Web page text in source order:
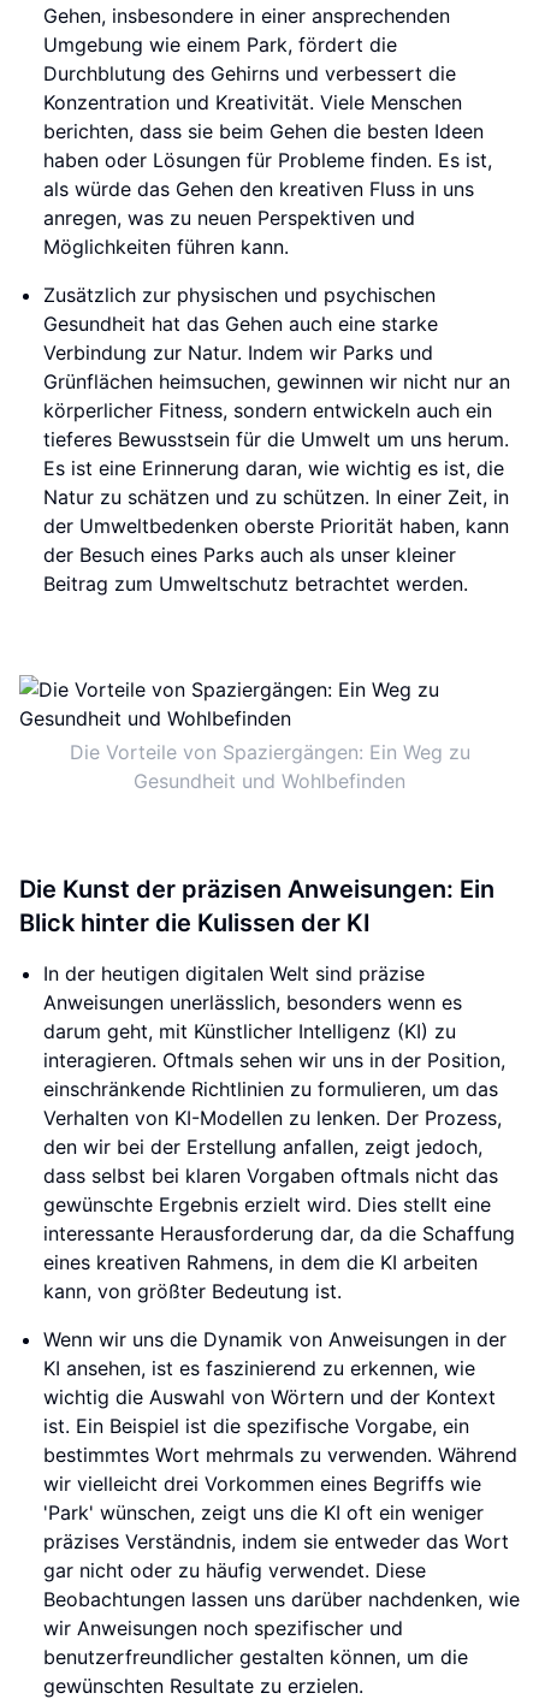
Gehen, insbesondere in einer ansprechenden
Umgebung wie einem Park, fördert die
Durchblutung des Gehirns und verbessert die
Konzentration und Kreativität. Viele Menschen
berichten, dass sie beim Gehen die besten Ideen
haben oder Lösungen für Probleme finden. Es ist,
als würde das Gehen den kreativen Fluss in uns
anregen, was zu neuen Perspektiven und
Möglichkeiten führen kann.
Zusätzlich zur physischen und psychischen
Gesundheit hat das Gehen auch eine starke
Verbindung zur Natur. Indem wir Parks und
Grünflächen heimsuchen, gewinnen wir nicht nur an
körperlicher Fitness, sondern entwickeln auch ein
tieferes Bewusstsein für die Umwelt um uns herum.
Es ist eine Erinnerung daran, wie wichtig es ist, die
Natur zu schätzen und zu schützen. In einer Zeit, in
der Umweltbedenken oberste Priorität haben, kann
der Besuch eines Parks auch als unser kleiner
Beitrag zum Umweltschutz betrachtet werden.
Die Vorteile von Spaziergängen: Ein Weg zu
Gesundheit und Wohlbefinden
Die Kunst der präzisen Anweisungen: Ein
Blick hinter die Kulissen der KI
In der heutigen digitalen Welt sind präzise
Anweisungen unerlässlich, besonders wenn es
darum geht, mit Künstlicher Intelligenz (KI) zu
interagieren. Oftmals sehen wir uns in der Position,
einschränkende Richtlinien zu formulieren, um das
Verhalten von KI-Modellen zu lenken. Der Prozess,
den wir bei der Erstellung anfallen, zeigt jedoch,
dass selbst bei klaren Vorgaben oftmals nicht das
gewünschte Ergebnis erzielt wird. Dies stellt eine
interessante Herausforderung dar, da die Schaffung
eines kreativen Rahmens, in dem die KI arbeiten
kann, von größter Bedeutung ist.
Wenn wir uns die Dynamik von Anweisungen in der
KI ansehen, ist es faszinierend zu erkennen, wie
wichtig die Auswahl von Wörtern und der Kontext
ist. Ein Beispiel ist die spezifische Vorgabe, ein
bestimmtes Wort mehrmals zu verwenden. Während
wir vielleicht drei Vorkommen eines Begriffs wie
'Park' wünschen, zeigt uns die KI oft ein weniger
präzises Verständnis, indem sie entweder das Wort
gar nicht oder zu häufig verwendet. Diese
Beobachtungen lassen uns darüber nachdenken, wie
wir Anweisungen noch spezifischer und
benutzerfreundlicher gestalten können, um die
gewünschten Resultate zu erzielen.